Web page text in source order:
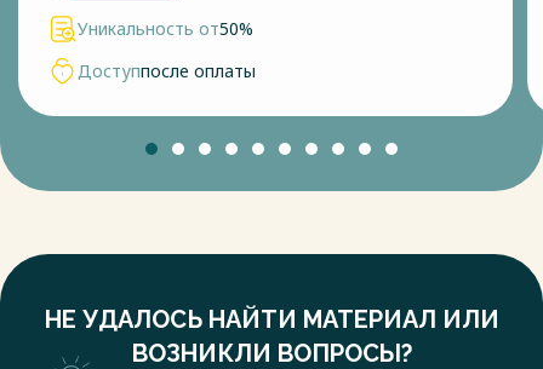
Уникальность от50%
Доступпосле оплаты
НЕ УДАЛОСЬ НАЙТИ МАТЕРИАЛ ИЛИ
ВОЗНИКЛИ ВОПРОСЫ?